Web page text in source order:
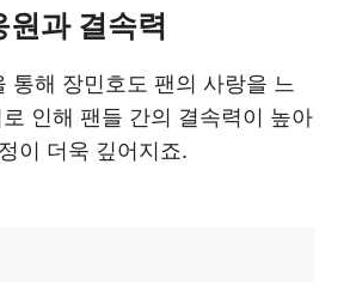
과 결속력
통해 장민호도 팬의 사랑을 느
인해 팬들 간의 결속력이 높아
이 더욱 깊어지죠.